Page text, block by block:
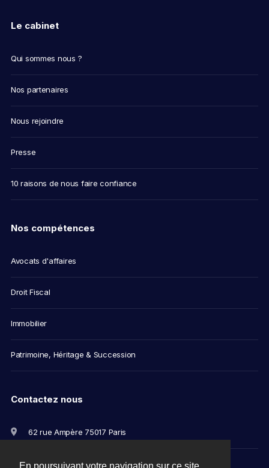
Le cabinet
Qui sommes nous ?
Nos partenaires
Nous rejoindre
Presse
10 raisons de nous faire confiance
Nos compétences
Avocats d'affaires
Droit Fiscal
Immobilier
Patrimoine, Héritage & Succession
Contactez nous
62 rue Ampère 75017 Paris
+33(0)1 56 79 11 00